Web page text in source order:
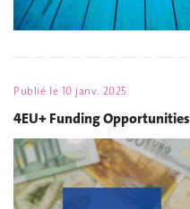
Publié le 10 janv. 2025
4EU+ Funding Opportunities